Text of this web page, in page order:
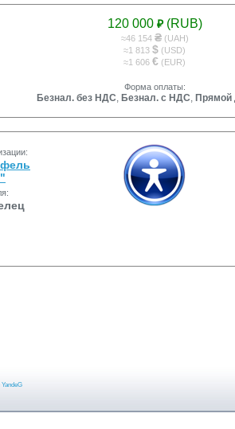
120 000 ₽(RUB)
≈46 154 ₴(UAH)
≈1 813 $ (USD)
≈1 606 € (EUR)
Форма оплаты:
Безнал. без НДС, Безнал. с НДС, Прямой